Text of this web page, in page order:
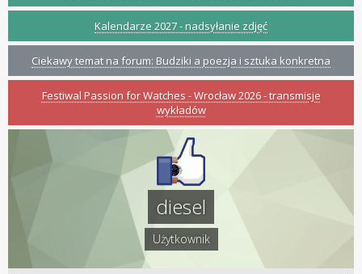
Kalendarze 2027 - nadsyłanie zdjęć
Ciekawy temat na forum: Budziki a poezja i sztuka konkretna
Festiwal Passion for Watches - Wrocław 2026 - transmisje
wykładów
diesel
Użytkownik